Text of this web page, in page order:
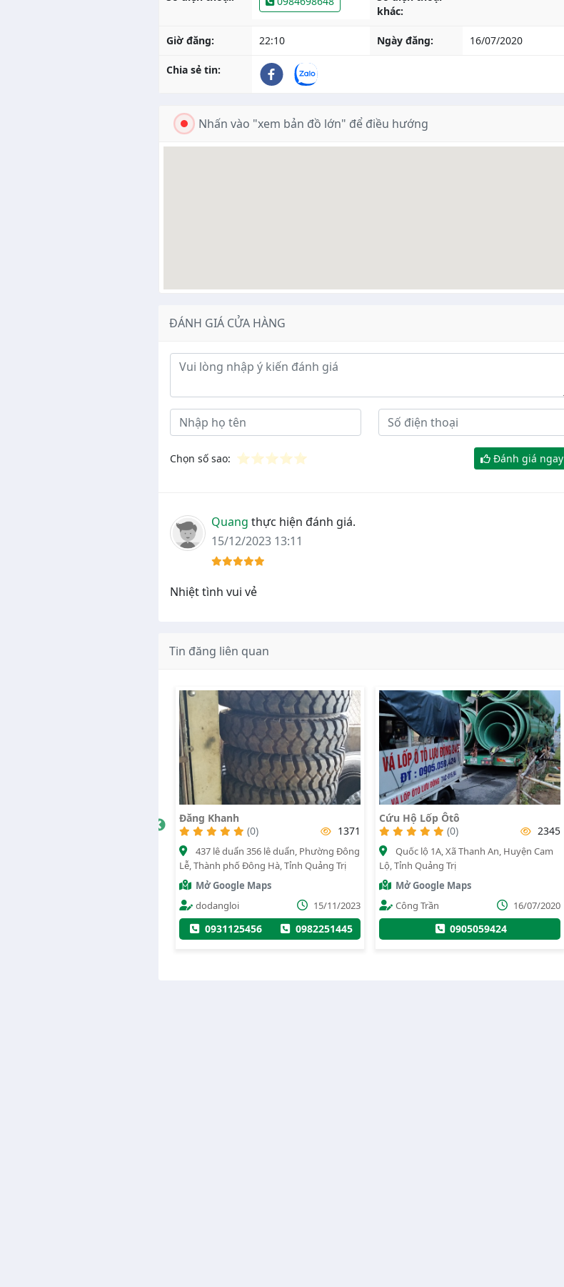
khác:
Giờ đăng: 22:10 Ngày đăng: 16/07/2020
Chia sẻ tin:
Nhấn vào "xem bản đồ lớn" để điều hướng
ĐÁNH GIÁ CỬA HÀNG
Ý kiến đánh giá
Chọn số sao: ⭐⭐⭐⭐⭐ Đánh giá ngay
Quang thực hiện đánh giá.
15/12/2023 13:11
Nhiệt tình vui vẻ
Tin đăng liên quan
1574
Đăng Khanh
(0)
1371
437 lê duẩn 356 lê duẩn, Phường Đông
Lễ, Thành phố Đông Hà, Tỉnh Quảng Trị
Mở Google Maps
dodangloi
15/11/2023
0931125456 0982251445
Cứu Hộ Lốp Ôtô
(0)
2345
Quốc lộ 1A, Xã Thanh An, Huyện Cam
Lộ, Tỉnh Quảng Trị
Mở Google Maps
Công Trần
16/07/2020
0905059424